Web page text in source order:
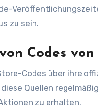
zu sein.
Codes von
Codes über ihre
Quellen
zu erhalten.